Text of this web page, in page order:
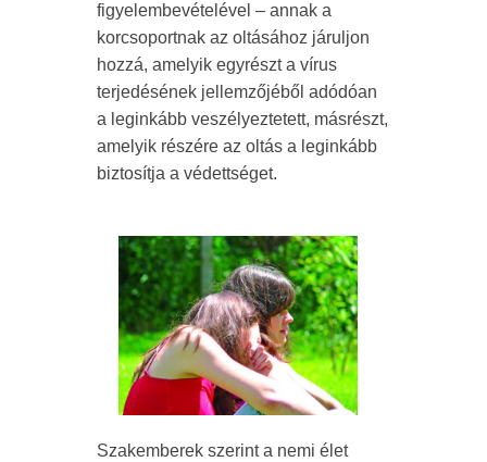
figyelembevételével – annak a
korcsoportnak az oltásához járuljon
hozzá, amelyik egyrészt a vírus
terjedésének jellemzőjéből adódóan
a leginkább veszélyeztetett, másrészt,
amelyik részére az oltás a leginkább
biztosítja a védettséget.
Szakemberek szerint a nemi élet